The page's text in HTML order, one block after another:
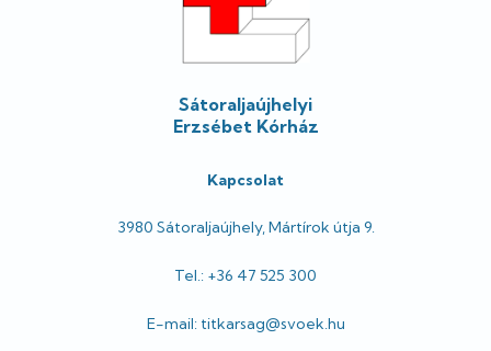
Sátoraljaújhelyi
Erzsébet Kórház
Kapcsolat
3980 Sátoraljaújhely, Mártírok útja 9.
Tel.: +36 47 525 300
E-mail: titkarsag@svoek.hu